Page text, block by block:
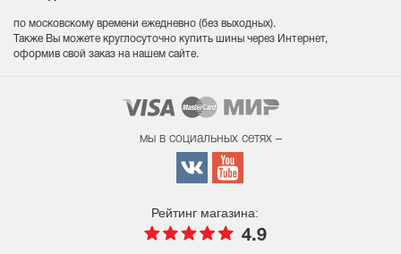
по московскому времени ежедневно (без выходных).
Также Вы можете круглосуточно купить шины через Интернет,
оформив свой заказ на нашем сайте.
мы в социальных сетях –
Рейтинг магазина:
4.9